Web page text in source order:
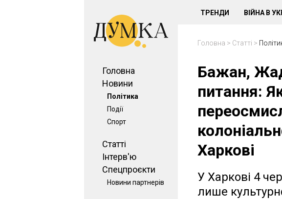
Головна
Новини
Політика
Події
Спорт
Статті
Інтерв'ю
Спецпроєкти
Новини партнерів
ТРЕНДИ ВІЙНА В
Головна > Статті >
Бажан,
питання:
Харкові
У Харкові 4
лише